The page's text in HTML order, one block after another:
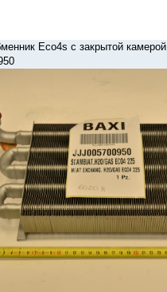
Eco4s с закрытой камерой